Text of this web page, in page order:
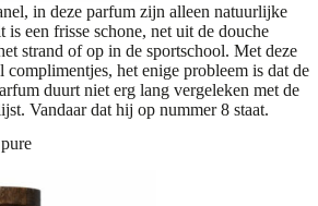
in deze parfum zijn alleen natuurlijke
een frisse schone, net uit de douche
strand of op in de sportschool. Met deze
het enige probleem is dat de
duurt niet erg lang vergeleken met de
Vandaar dat hij op nummer 8 staat.